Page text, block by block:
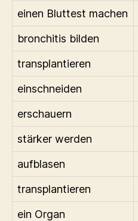
einen Bluttest machen
bronchitis bilden
transplantieren
einschneiden
erschauern
stärker werden
aufblasen
transplantieren
ein Organ